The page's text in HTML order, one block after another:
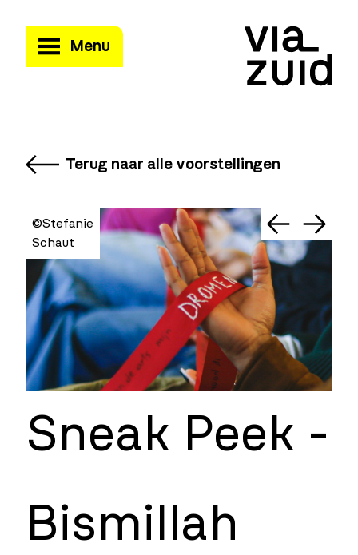
Menu
Terug naar alle voorstellingen
©Stefanie
Schaut
Sneak Peek -
Bismillah